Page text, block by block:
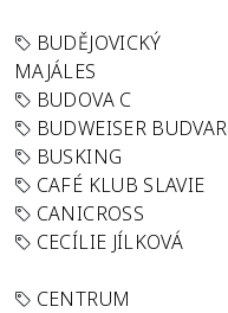
BUDĚJOVICKÝ
MAJÁLES
BUDOVA C
BUDWEISER BUDVAR
BUSKING
CAFÉ KLUB SLAVIE
CANICROSS
CECÍLIE JÍLKOVÁ
CENTRUM